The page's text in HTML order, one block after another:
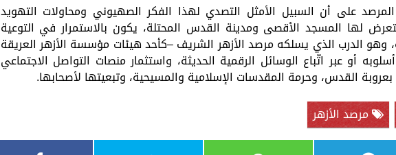
على أن السبيل الأمثل التصدي لهذا الفكر الصهيوني ومحاولات التهويد
لها المسجد الأقصى ومدينة القدس المحتلة، يكون بالاستمرار في التوعية
وهو الدرب الذي يسلكه مرصد الأزهر الشريف –كأحد هيئات مؤسسة الأزهر العريقة
أو عبر اتّباع الوسائل الرقمية الحديثة، واستثمار منصات التواصل الاجتماعي
القدس، وحرمة المقدسات الإسلامية والمسيحية، وتبعيتها لأصحابها.
مرصد الأزهر